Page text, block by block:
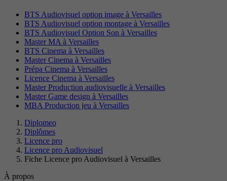
BTS Audiovisuel option image à Versailles
BTS Audiovisuel option montage à Versailles
BTS Audiovisuel Option Son à Versailles
Master MA à Versailles
BTS Cinema à Versailles
Master Cinema à Versailles
Prépa Cinema à Versailles
Licence Cinema à Versailles
Master Production audiovisuelle à Versailles
Master Game design à Versailles
MBA Production jeu à Versailles
Diplomeo
Diplômes
Licence pro
Licence pro Audiovisuel
Fiche Licence pro Audiovisuel à Versailles
À propos